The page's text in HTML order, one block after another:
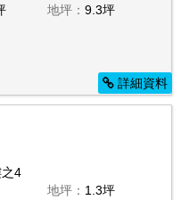
地坪：9.3坪
詳細資料
4
地坪： 1.3坪